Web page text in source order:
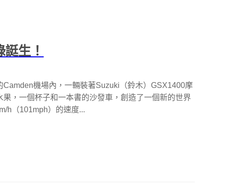
生！
機場內，一輛裝著Suzuki（鈴木）GSX1400摩
，一個杯子和一本書的沙發車，創造了一個新的世界
h（101mph）的速度...